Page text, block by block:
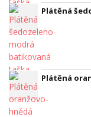
Plátěná
Plátěná